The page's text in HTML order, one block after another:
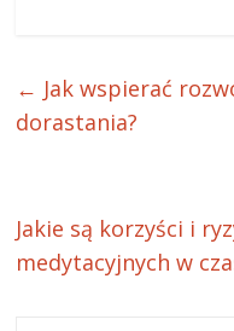
← Jak wspierać
dorastania?
Jakie są korzyści i
medytacyjnych w